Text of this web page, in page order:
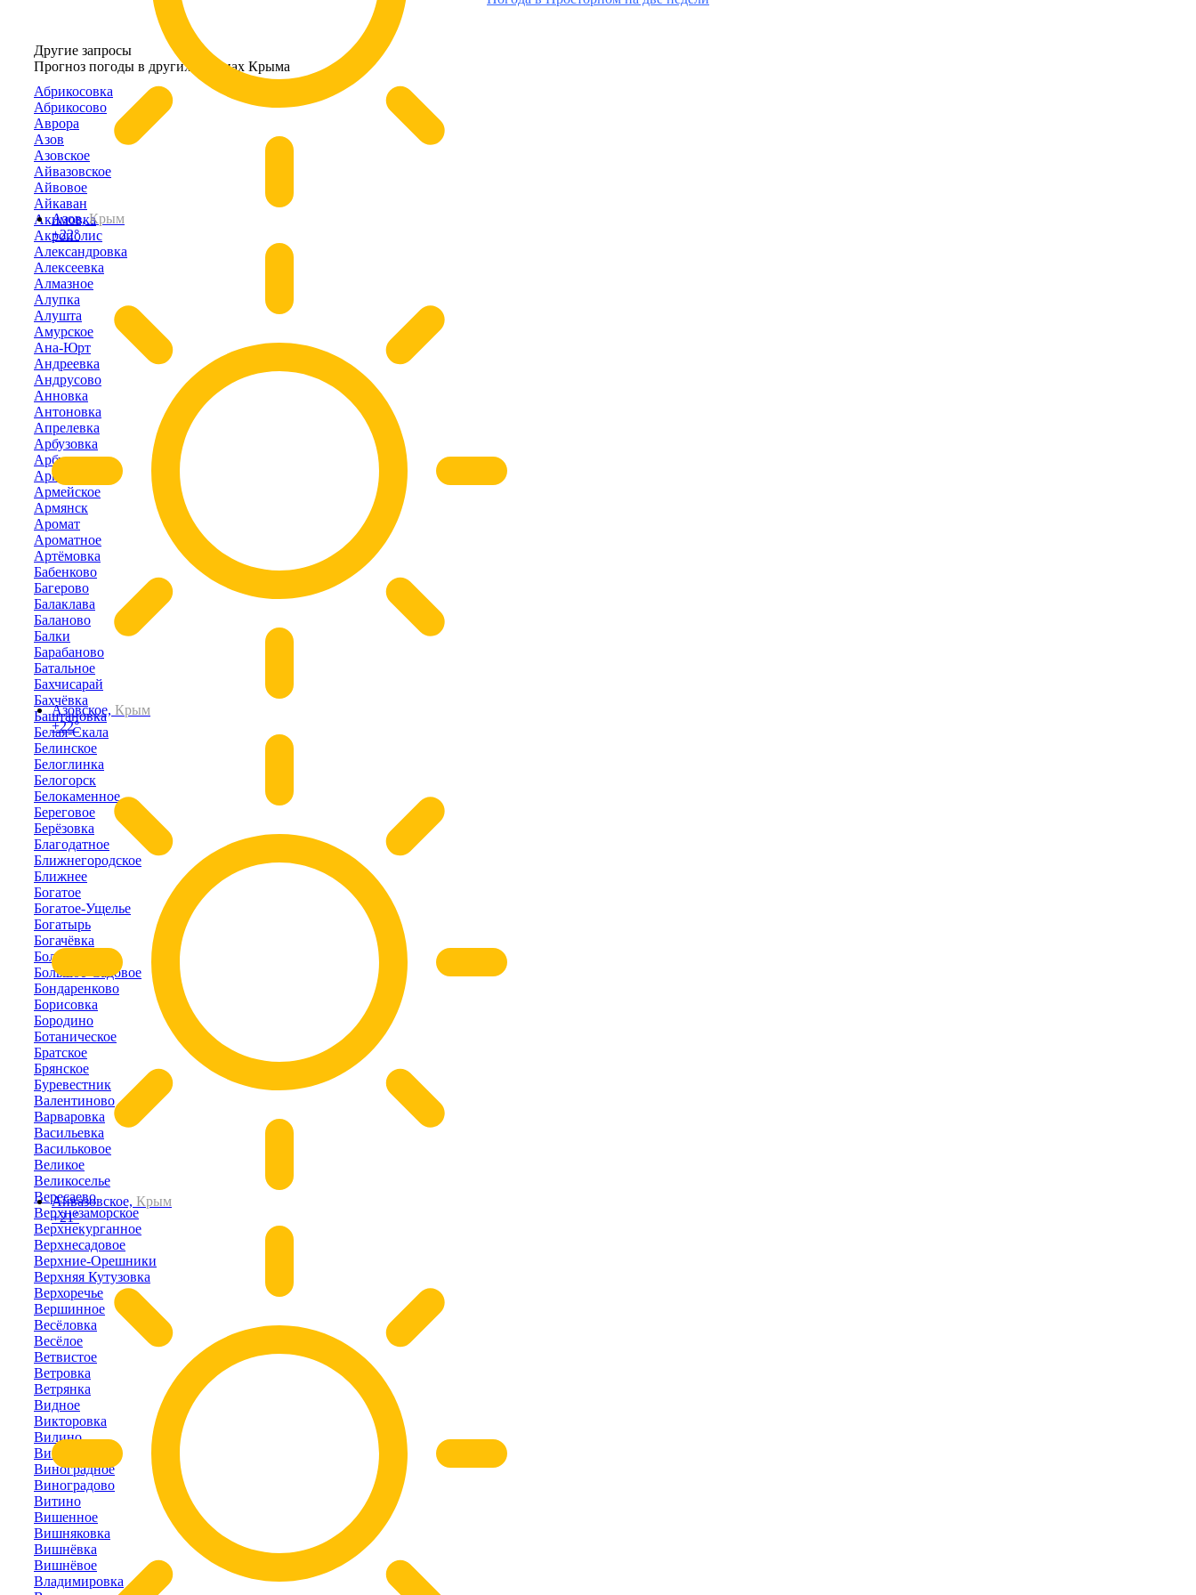
Азов,Крым
+22°
Азовское, Крым
+22°
Айвазовское, Крым
+21°
Другие запросы
Прогноз погоды в других районах Крыма
Абрикосовка
Абрикосово
Аврора
Азов
Азовское
Айвазовское
Айвовое
Айкаван
Акимовка
Акрополис
Александровка
Алексеевка
Алмазное
Алупка
Алушта
Амурское
Ана-Юрт
Андреевка
Андрусово
Анновка
Антоновка
Апрелевка
Арбузовка
Арбузово
Аркадьевка
Армейское
Армянск
Аромат
Ароматное
Артёмовка
Бабенково
Багерово
Балаклава
Баланово
Балки
Барабаново
Батальное
Бахчисарай
Бахчёвка
Баштановка
Белая-Скала
Белинское
Белоглинка
Белогорск
Белокаменное
Береговое
Берёзовка
Благодатное
Ближнегородское
Ближнее
Богатое
Богатое-Ущелье
Богатырь
Богачёвка
Болотное
Большое-Садовое
Бондаренково
Борисовка
Бородино
Ботаническое
Братское
Брянское
Буревестник
Валентиново
Варваровка
Васильевка
Васильковое
Великое
Великоселье
Вересаево
Верхнезаморское
Верхнекурганное
Верхнесадовое
Верхние-Орешники
Верхняя Кутузовка
Верхоречье
Вершинное
Весёловка
Весёлое
Ветвистое
Ветровка
Ветрянка
Видное
Викторовка
Вилино
Винницкое
Виноградное
Виноградово
Витино
Вишенное
Вишняковка
Вишнёвка
Вишнёвое
Владимировка